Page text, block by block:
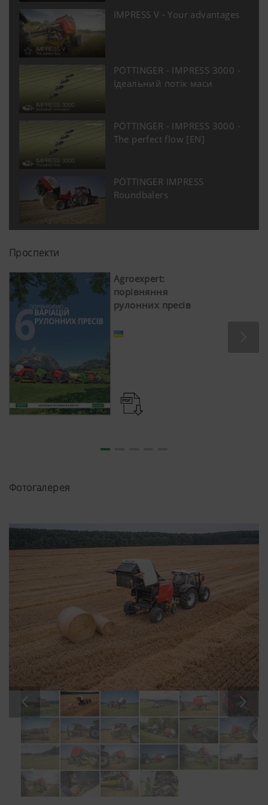
Більше інфо
IMPRESS V - Your advantages
PÖTTINGER - IMPRESS 3000 -
Ідеальний потік маси
PÖTTINGER - IMPRESS 3000 -
The perfect flow [EN]
PÖTTINGER IMPRESS
Roundbalers
Проспекти
Agroexpert:
порівняння
рулонних пресів
Фотогалерея